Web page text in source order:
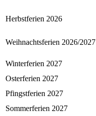
Herbstferien 2026
Weihnachtsferien 2026/2027
Winterferien 2027
Osterferien 2027
Pfingstferien 2027
Sommerferien 2027